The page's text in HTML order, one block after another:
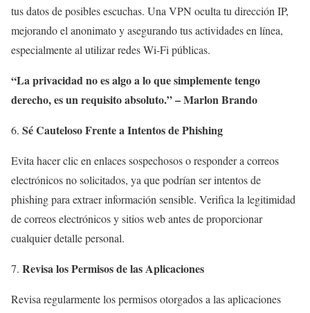
tus datos de posibles escuchas. Una VPN oculta tu dirección IP,
mejorando el anonimato y asegurando tus actividades en línea,
especialmente al utilizar redes Wi-Fi públicas.
“La privacidad no es algo a lo que simplemente tengo
derecho, es un requisito absoluto.” – Marlon Brando
Sé Cauteloso Frente a Intentos de Phishing
Evita hacer clic en enlaces sospechosos o responder a correos
electrónicos no solicitados, ya que podrían ser intentos de
phishing para extraer información sensible. Verifica la legitimidad
de correos electrónicos y sitios web antes de proporcionar
cualquier detalle personal.
Revisa los Permisos de las Aplicaciones
Revisa regularmente los permisos otorgados a las aplicaciones